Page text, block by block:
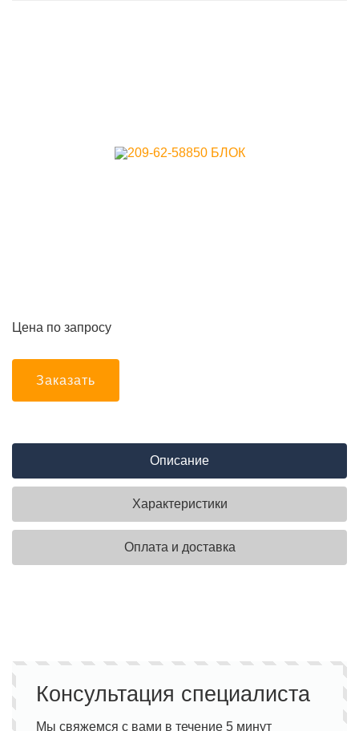
Цена по запросу
Заказать
Описание
Характеристики
Оплата и доставка
Консультация специалиста
Мы свяжемся с вами в течение 5 минут